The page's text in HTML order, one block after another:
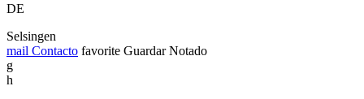
DE
Selsingen
mail Contacto favorite Guardar Notado
g
h